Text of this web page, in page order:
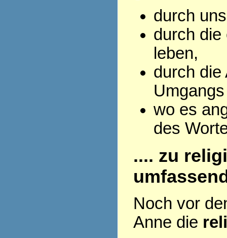
durch
durch die
leben,
durch die
wo es
des
.... zu
Noch vor
Anne die